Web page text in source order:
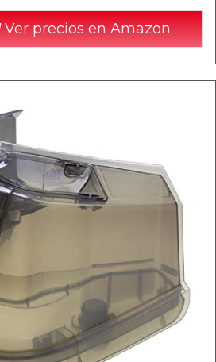
Ver precios en Amazon